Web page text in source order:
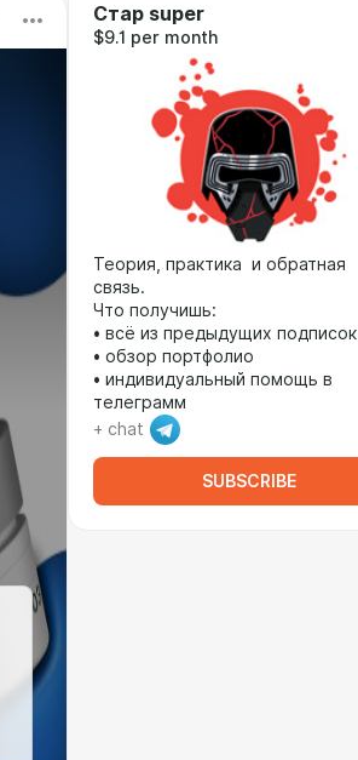
Стар super
$9.1 per month
Теория, практика и обратная
связь.
Что получишь:
• всё из предыдущих подписок
• обзор портфолио
• индивидуальный помощь в
телеграмм
+ chat
SUBSCRIBE